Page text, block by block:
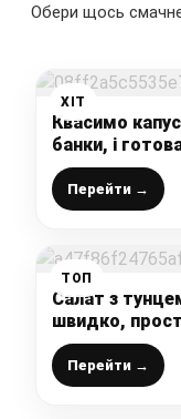
Обери щось
ХІТ
Квасимо
банки, і
Перейти →
ТОП
Салат з
швидко,
Перейти →